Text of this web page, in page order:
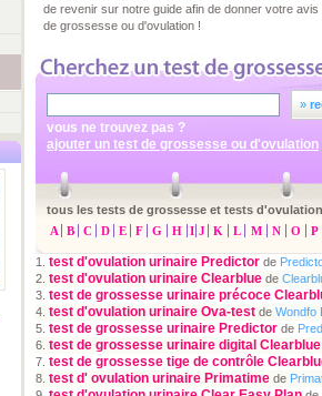
de revenir sur notre guide afin de donner votre
de grossesse ou d'ovulation !
»
vous ne trouvez pas ?
ajouter un test de grossesse ou d'ovulation
tous les tests de grossesse et tests
A
B C D E F G H I J K L M N O P
1. test d'ovulation urinaire Predictor de
2. test d'ovulation urinaire Clearblue de
3. test de grossesse urinaire précoce
4. test d'ovulation urinaire Ova-test de Wondfo
5. test de grossesse urinaire Predictor de
6. test de grossesse urinaire digital Clearblue
7. test de grossesse tige de contrôle
8. test d' ovulation urinaire Primatime de